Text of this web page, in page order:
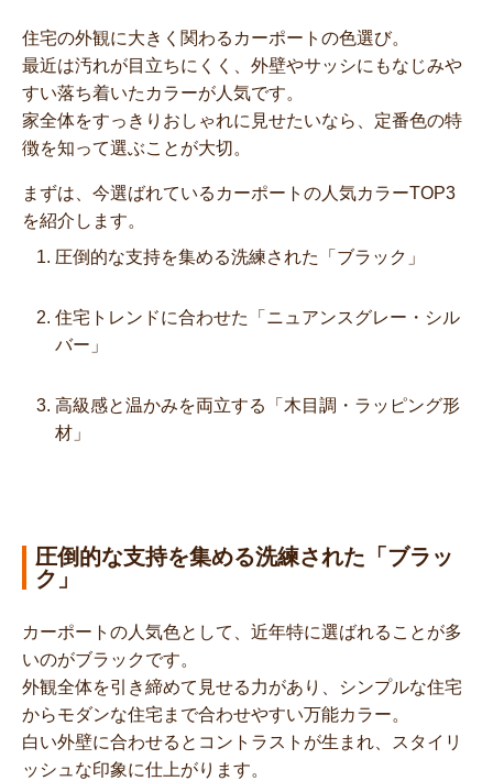
住宅の外観に大きく関わるカーポートの色選び。
最近は汚れが目立ちにくく、外壁やサッシにもなじみや
すい落ち着いたカラーが人気です。
家全体をすっきりおしゃれに見せたいなら、定番色の特
徴を知って選ぶことが大切。
まずは、今選ばれているカーポートの人気カラーTOP3
を紹介します。
圧倒的な支持を集める洗練された「ブラック」
住宅トレンドに合わせた「ニュアンスグレー・シル
バー」
高級感と温かみを両立する「木目調・ラッピング形
材」
圧倒的な支持を集める洗練された「ブラッ
ク」
カーポートの人気色として、近年特に選ばれることが多
いのがブラックです。
外観全体を引き締めて見せる力があり、シンプルな住宅
からモダンな住宅まで合わせやすい万能カラー。
白い外壁に合わせるとコントラストが生まれ、スタイリ
ッシュな印象に仕上がります。